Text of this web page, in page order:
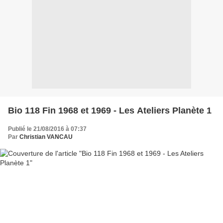
Bio 118 Fin 1968 et 1969 - Les Ateliers Planète 1
Publié le 21/08/2016 à 07:37
Par Christian VANCAU